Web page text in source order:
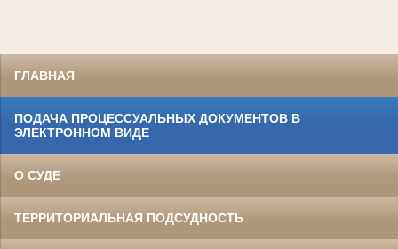
ГЛАВНАЯ
ПОДАЧА ПРОЦЕССУАЛЬНЫХ ДОКУМЕНТОВ В
ЭЛЕКТРОННОМ ВИДЕ
О СУДЕ
ТЕРРИТОРИАЛЬНАЯ ПОДСУДНОСТЬ